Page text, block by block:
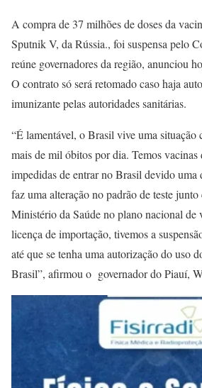
A compra de 37 milhões de doses da
Sputnik V, da Rússia., foi suspensa pelo
reúne governadores da região, anunciou
O contrato só será retomado caso haja
imunizante pelas autoridades sanitárias.
“É lamentável, o Brasil vive uma situação
mais de mil óbitos por dia. Temos vacinas
impedidas de entrar no Brasil devido uma
faz uma alteração no padrão de teste
Ministério da Saúde no plano nacional de
licença de importação, tivemos a
até que se tenha uma autorização do uso
Brasil”, afirmou o governador do Piauí,